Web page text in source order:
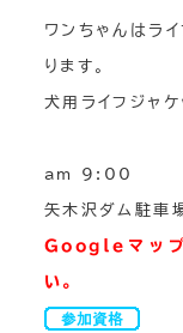
ワンちゃんはラ
ります。
犬用ライフジャケ
am 9:00
矢木沢ダム駐車
Googleマップ
い。